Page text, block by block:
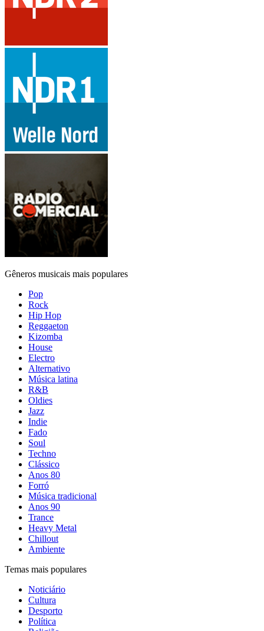
Gêneros musicais mais populares
Pop
Rock
Hip Hop
Reggaeton
Kizomba
House
Electro
Alternativo
Música latina
R&B
Oldies
Jazz
Indie
Fado
Soul
Techno
Clássico
Anos 80
Forró
Música tradicional
Anos 90
Trance
Heavy Metal
Chillout
Ambiente
Temas mais populares
Noticiário
Cultura
Desporto
Política